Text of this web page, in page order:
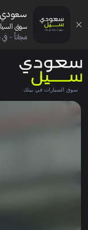
سوق
مجاناً -